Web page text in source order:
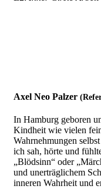
Axel Neo Palzer
In Hamburg geboren
Kindheit wie vielen
Wahrnehmungen
ich sah, hörte und
„Blödsinn“ oder
und unerträglichem
inneren Wahrheit und